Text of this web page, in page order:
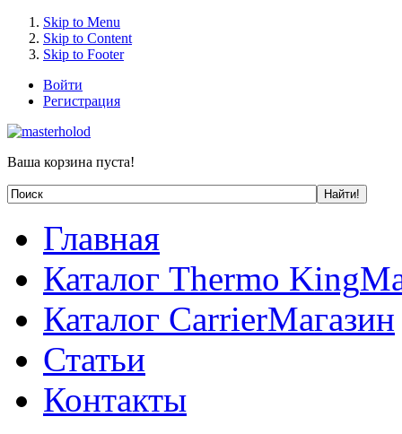
Skip to Menu
Skip to Content
Skip to Footer
Войти
Регистрация
Ваша корзина пуста!
Главная
Каталог Thermo King
Каталог CarrierМагазин
Статьи
Контакты